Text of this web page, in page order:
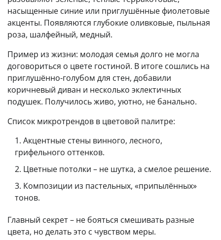
насыщенные синие или приглушённые фиолетовые
акценты. Появляются глубокие оливковые, пыльная
роза, шалфейный, медный.
Пример из жизни: молодая семья долго не могла
договориться о цвете гостиной. В итоге сошлись на
приглушённо-голубом для стен, добавили
коричневый диван и несколько эклектичных
подушек. Получилось живо, уютно, не банально.
Список микротрендов в цветовой палитре:
Акцентные стены винного, лесного,
грифельного оттенков.
Цветные потолки – не шутка, а смелое решение.
Композиции из пастельных, «припылённых»
тонов.
Главный секрет – не бояться смешивать разные
цвета, но делать это с чувством меры.